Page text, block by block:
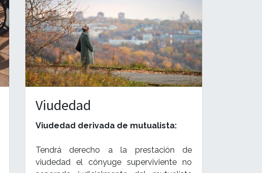
Viudedad
Viudedad derivada de mutualista:
Tendrá derecho a la prestación de
viudedad el cónyuge superviviente no